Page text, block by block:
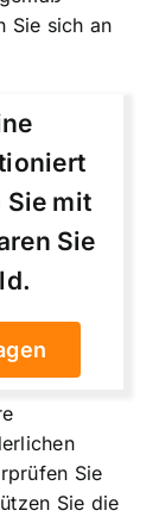
Sie sich an
Sie mit
Sie
Sie
Sie die